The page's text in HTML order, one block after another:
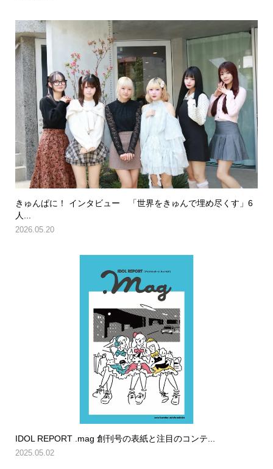
きゅんぱに！ インタビュー 「世界をきゅんで埋め尽くす」6
人...
2026.05.20
IDOL REPORT .mag 創刊号の表紙と注目のコンテ...
2025.05.02